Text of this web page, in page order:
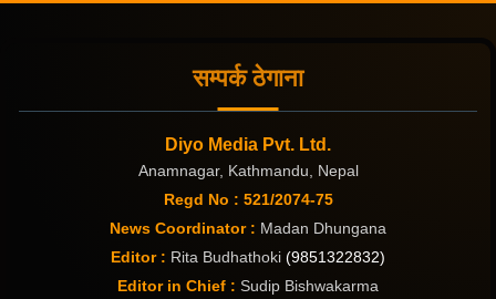
सम्पर्क ठेगाना
Diyo Media Pvt. Ltd.
Anamnagar, Kathmandu, Nepal
Regd No : 521/2074-75
News Coordinator : Madan Dhungana
Editor : Rita Budhathoki (9851322832)
Editor in Chief : Sudip Bishwakarma